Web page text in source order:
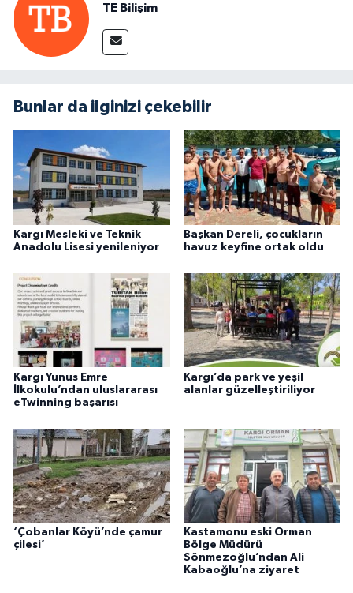
TE Bilişim
Bunlar da ilginizi çekebilir
Kargı Mesleki ve Teknik
Anadolu Lisesi yenileniyor
Başkan Dereli, çocukların
havuz keyfine ortak oldu
Kargı Yunus Emre
İlkokulu’ndan uluslararası
eTwinning başarısı
Kargı’da park ve yeşil
alanlar güzelleştiriliyor
‘Çobanlar Köyü’nde çamur
çilesi’
Kastamonu eski Orman
Bölge Müdürü
Sönmezoğlu’ndan Ali
Kabaoğlu’na ziyaret